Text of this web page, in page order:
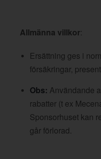
Allmänna villkor:
Ersättning ges i
försäkringar,
Obs: Användande
rabatter (t ex
Sponsorhuset kan
går förlorad.